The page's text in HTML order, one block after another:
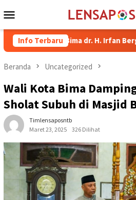
ke
Mobile
Info Terbaru
Bima dr. H. Irfan Bergabung di
Beranda Uncategorized
Wali Kota Bima
Sholat Subuh di Masjid
Timlensaposntb
Maret 23, 2025
326 Dilihat